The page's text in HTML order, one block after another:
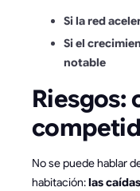
Si la red
Si el
notable
Riesgos:
No se puede hablar
habitación:las